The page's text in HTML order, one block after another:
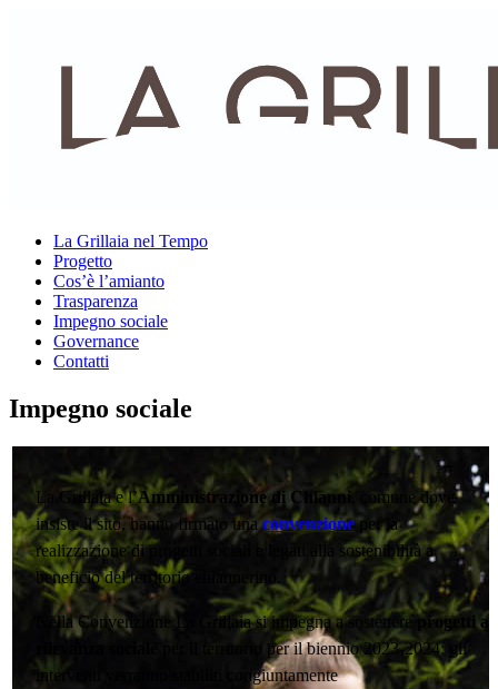
La Grillaia nel Tempo
Progetto
Cos’è l’amianto
Trasparenza
Impegno sociale
Governance
Contatti
Impegno sociale
La Grillaia e l’Amministrazione di Chianni, comune dove
insiste il sito, hanno firmato unaconvenzioneper la
realizzazione di progetti sociali e legati alla sostenibilità a
beneficio del territorio chiannerino.
Nella Convenzione La Grillaia si impegna a sostenere progetti a
per il territorio per il biennio 2023-2024: gli
interventi verranno stabiliti congiuntamente